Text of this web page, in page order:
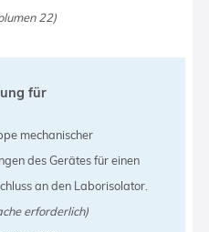
22)
für
mechanischer
des Gerätes für einen
an den Laborisolator.
erforderlich)